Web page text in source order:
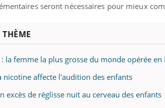
seront nécessaires pour mieux
: la femme la plus grosse du monde opérée en
nicotine affecte l'audition des enfants
excès de réglisse nuit au cerveau des enfants